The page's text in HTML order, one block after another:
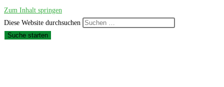
Zum Inhalt springen
Diese Website durchsuchen
Suche starten